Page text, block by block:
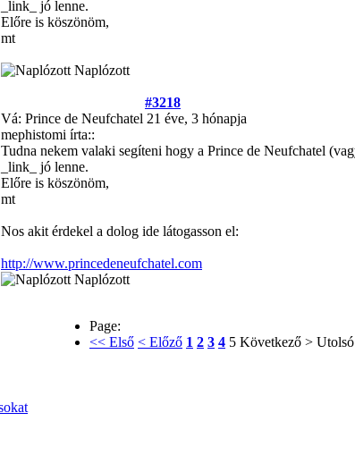
_link_ jó lenne.
Előre is köszönöm,
mt
Naplózott
#3218
Vá: Prince de Neufchatel 21 éve, 3 hónapja
mephistomi írta::
Tudna nekem valaki segíteni hogy a Prince de Neufchatel
_link_ jó lenne.
Előre is köszönöm,
mt
Nos akit érdekel a dolog ide látogasson el:
http://www.princedeneufchatel.com
Naplózott
Page:
<< Első < Előző 1 2 3 4 5 Következő >